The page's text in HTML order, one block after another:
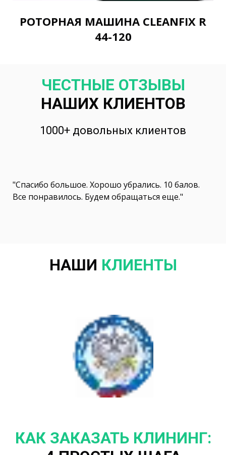
РОТОРНАЯ МАШИНА CLEANFIX R
44-120
ЧЕСТНЫЕ ОТЗЫВЫ
НАШИХ КЛИЕНТОВ
1000+ довольных клиентов
"Спасибо большое. Хорошо убрались. 10 балов.
Все понравилось. Будем обращаться еще."
НАШИ КЛИЕНТЫ
КАК ЗАКАЗАТЬ КЛИНИНГ: